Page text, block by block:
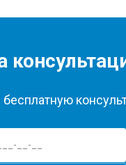
бесплатную